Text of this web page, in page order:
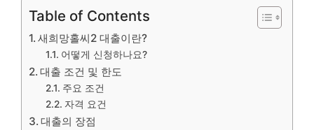
Table of Contents
새희망홀씨2 대출이란?
어떻게 신청하나요?
대출 조건 및 한도
주요 조건
자격 요건
대출의 장점